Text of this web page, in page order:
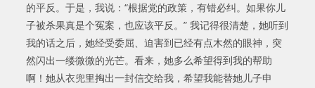
的平反。于是，我说：“根据党的政策，有错必纠。如果你儿
子被杀果真是个冤案，也应该平反。” 我记得很清楚，她听到
我的话之后，她经受委屈、迫害到已经有点木然的眼神，突
然闪出一缕微微的光芒。看来，她多么希望得到我的帮助
啊！她从衣兜里掏出一封信交给我，希望我能替她儿子申